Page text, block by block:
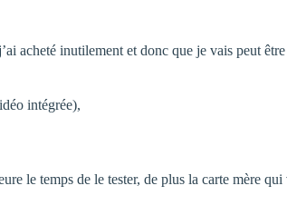
acheté inutilement et donc que je vais peut
intégrée),
le temps de le tester, de plus la carte mère